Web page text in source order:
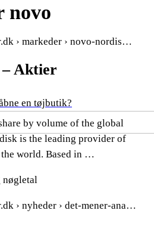
en tøjbutik?
novo
› markeder › novo-nordis…
– Aktier
by volume of the global
is the leading provider of
world. Based in …
nøgletal
› nyheder › det-mener-ana…